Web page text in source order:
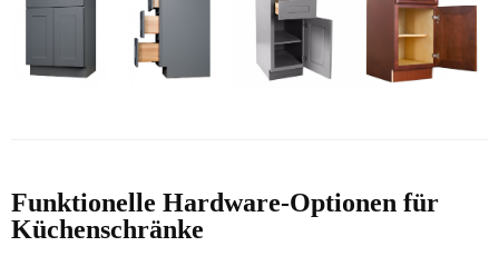
Funktionelle Hardware-Optionen für
Küchenschränke